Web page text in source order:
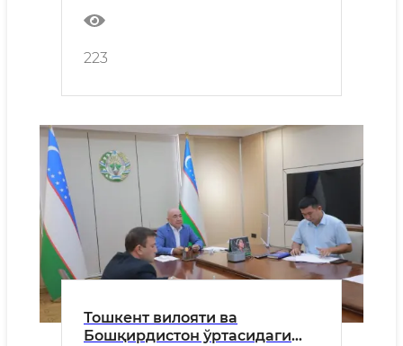
223
Тошкент вилояти ва
Бошқирдистон ўртасидаги